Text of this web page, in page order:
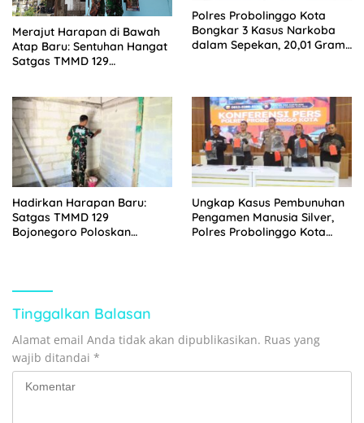
Merajut Harapan di Bawah
Atap Baru: Sentuhan Hangat
Satgas TMMD 129
Polres Probolinggo Kota
Bongkar 3 Kasus Narkoba
dalam Sepekan, 20,01 Gram
Hadirkan Harapan Baru:
Satgas TMMD 129
Bojonegoro Poloskan
Ungkap Kasus Pembunuhan
Pengamen Manusia Silver,
Polres Probolinggo Kota
Tinggalkan Balasan
Alamat email Anda tidak akan dipublikasikan. Ruas yang
wajib ditandai *